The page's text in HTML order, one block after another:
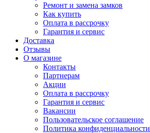
Ремонт и замена замков
Как купить
Оплата в рассрочку
Гарантия и сервис
Доставка
Отзывы
О магазине
Контакты
Партнерам
Акции
Оплата в рассрочку
Гарантия и сервис
Вакансии
Пользовательское соглашение
Политика конфиденциальности